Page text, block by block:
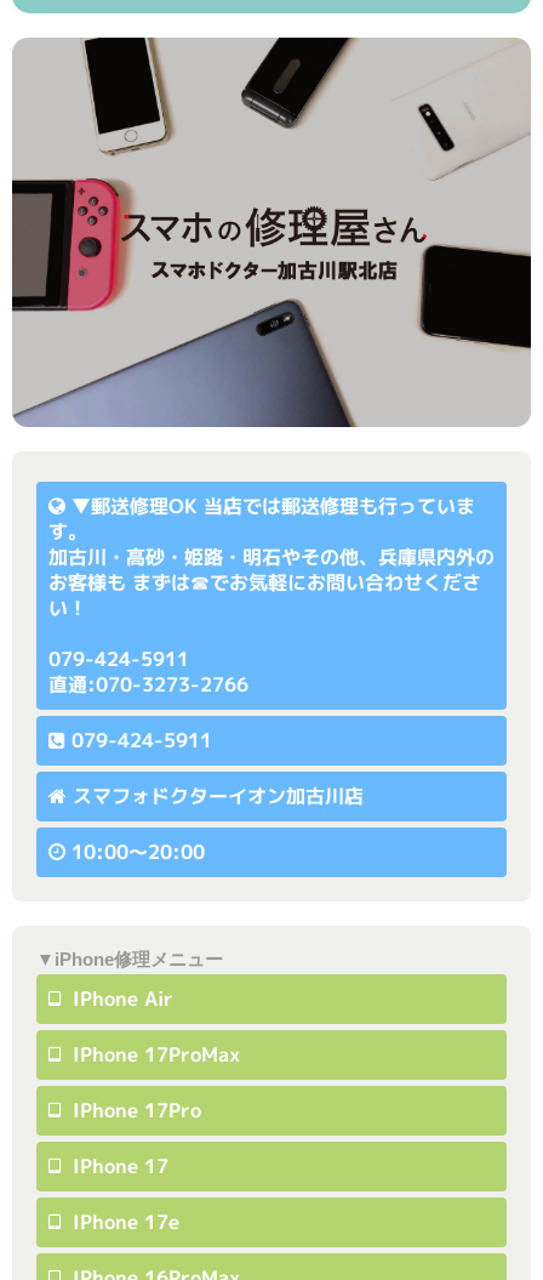
▼郵送修理OK 当店では郵送修理も行っていま
す。
加古川・高砂・姫路・明石やその他、兵庫県内外の
お客様も まずは☎でお気軽にお問い合わせくださ
い！
079-424-5911
直通:070-3273-2766
079-424-5911
スマフォドクターイオン加古川店
10:00〜20:00
▼iPhone修理メニュー
IPhone Air
IPhone 17ProMax
IPhone 17Pro
IPhone 17
IPhone 17e